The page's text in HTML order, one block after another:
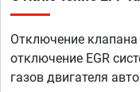
Отключение
отключение EGR
газов двигателя